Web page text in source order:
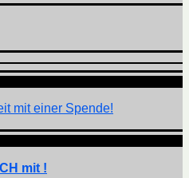
mit einer Spende!
mit !